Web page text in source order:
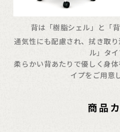
背は「樹脂シェル」と「
通気性にも配慮され、拭き取
ル」タイ
柔らかい背あたりで優しく身
イプをご用意